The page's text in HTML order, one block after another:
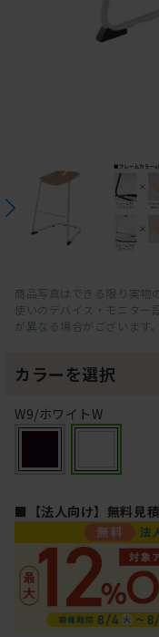
商品写真はできる限り実物
使いのデバイス・モニター
が異なる場合がございます。
カラーを選択
W9/ホワイトW
■【法人向け】無料見